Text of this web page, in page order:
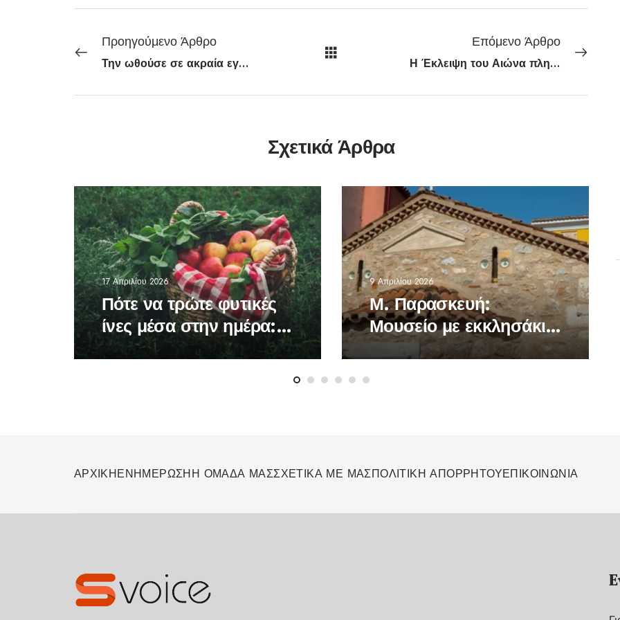
Προηγούμενο Άρθρο
Την ωθούσε σε ακραία εγχειρήματα για δικό του όφελος:
Επόμενο Άρθρο
Η Έκλειψη του Αιώνα πλησιάζει
Σχετικά Άρθρα
17 Απριλίου 2026
Πότε να τρώτε φυτικές
ίνες μέσα στην ημέρα: Η
ώρα που κάνει τη
9 Απριλίου 2026
Μ. Παρασκευή:
Μουσείο με εκκλησάκι
θα τελέσει την
ΑΡΧΙΚΗΕΝΗΜΕΡΩΣΗΗ ΟΜΑΔΑ ΜΑΣΣΧΕΤΙΚΑ ΜΕ ΜΑΣΠΟΛΙΤΙΚΗ ΑΠΟΡΡΗΤΟΥΕΠΙΚΟΙΝΩΝΙΑ